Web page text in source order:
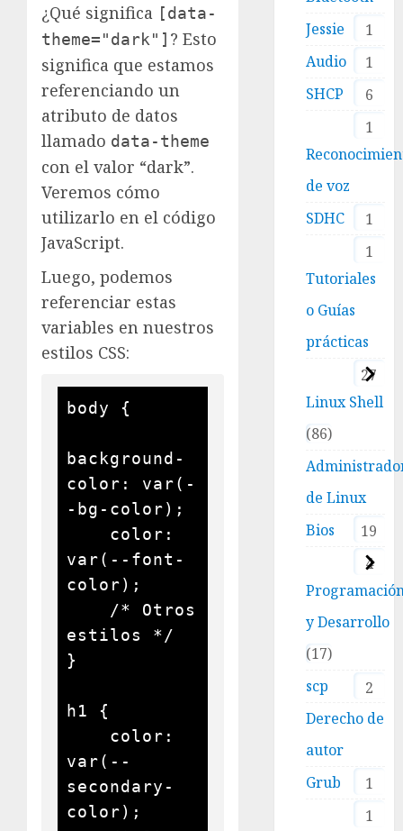
¿Qué significa [data-
theme="dark"] ? Esto
significa que estamos
referenciando un
atributo de datos
llamado data-theme
con el valor “dark”.
Veremos cómo
utilizarlo en el código
JavaScript.
Luego, podemos
referenciar estas
variables en nuestros
estilos CSS:
body {
background-
color: var(-
-bg-color);
var(--font-
color);
estilos */
}
h1 {
var(--
secondary-
color);
1
Jessie
1
Audio
6
SHCP
1
de voz
1
SDHC
1
Tutoriales
o Guías
prácticas
27
Linux Shell
86
de Linux
19
Bios
4
y Desarrollo
17
scp
2
Derecho de
autor
1
Grub
1